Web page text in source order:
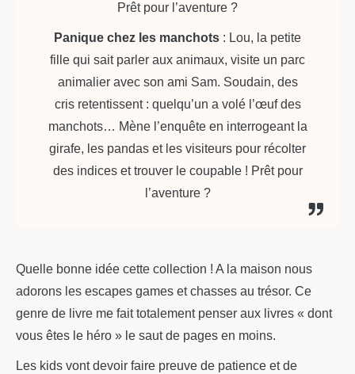
Prêt pour l’aventure ?
Panique chez les manchots : Lou, la petite
fille qui sait parler aux animaux, visite un parc
animalier avec son ami Sam. Soudain, des
cris retentissent : quelqu’un a volé l’œuf des
manchots… Mène l’enquête en interrogeant la
girafe, les pandas et les visiteurs pour récolter
des indices et trouver le coupable ! Prêt pour
l’aventure ?
Quelle bonne idée cette collection ! A la maison nous
adorons les escapes games et chasses au trésor. Ce
genre de livre me fait totalement penser aux livres « dont
vous êtes le héro » le saut de pages en moins.
Les kids vont devoir faire preuve de patience et de